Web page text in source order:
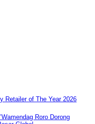
Retailer of The Year 2026
Roro Dorong